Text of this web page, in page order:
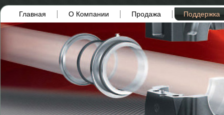
Главная О Компании Продажа Поддержка